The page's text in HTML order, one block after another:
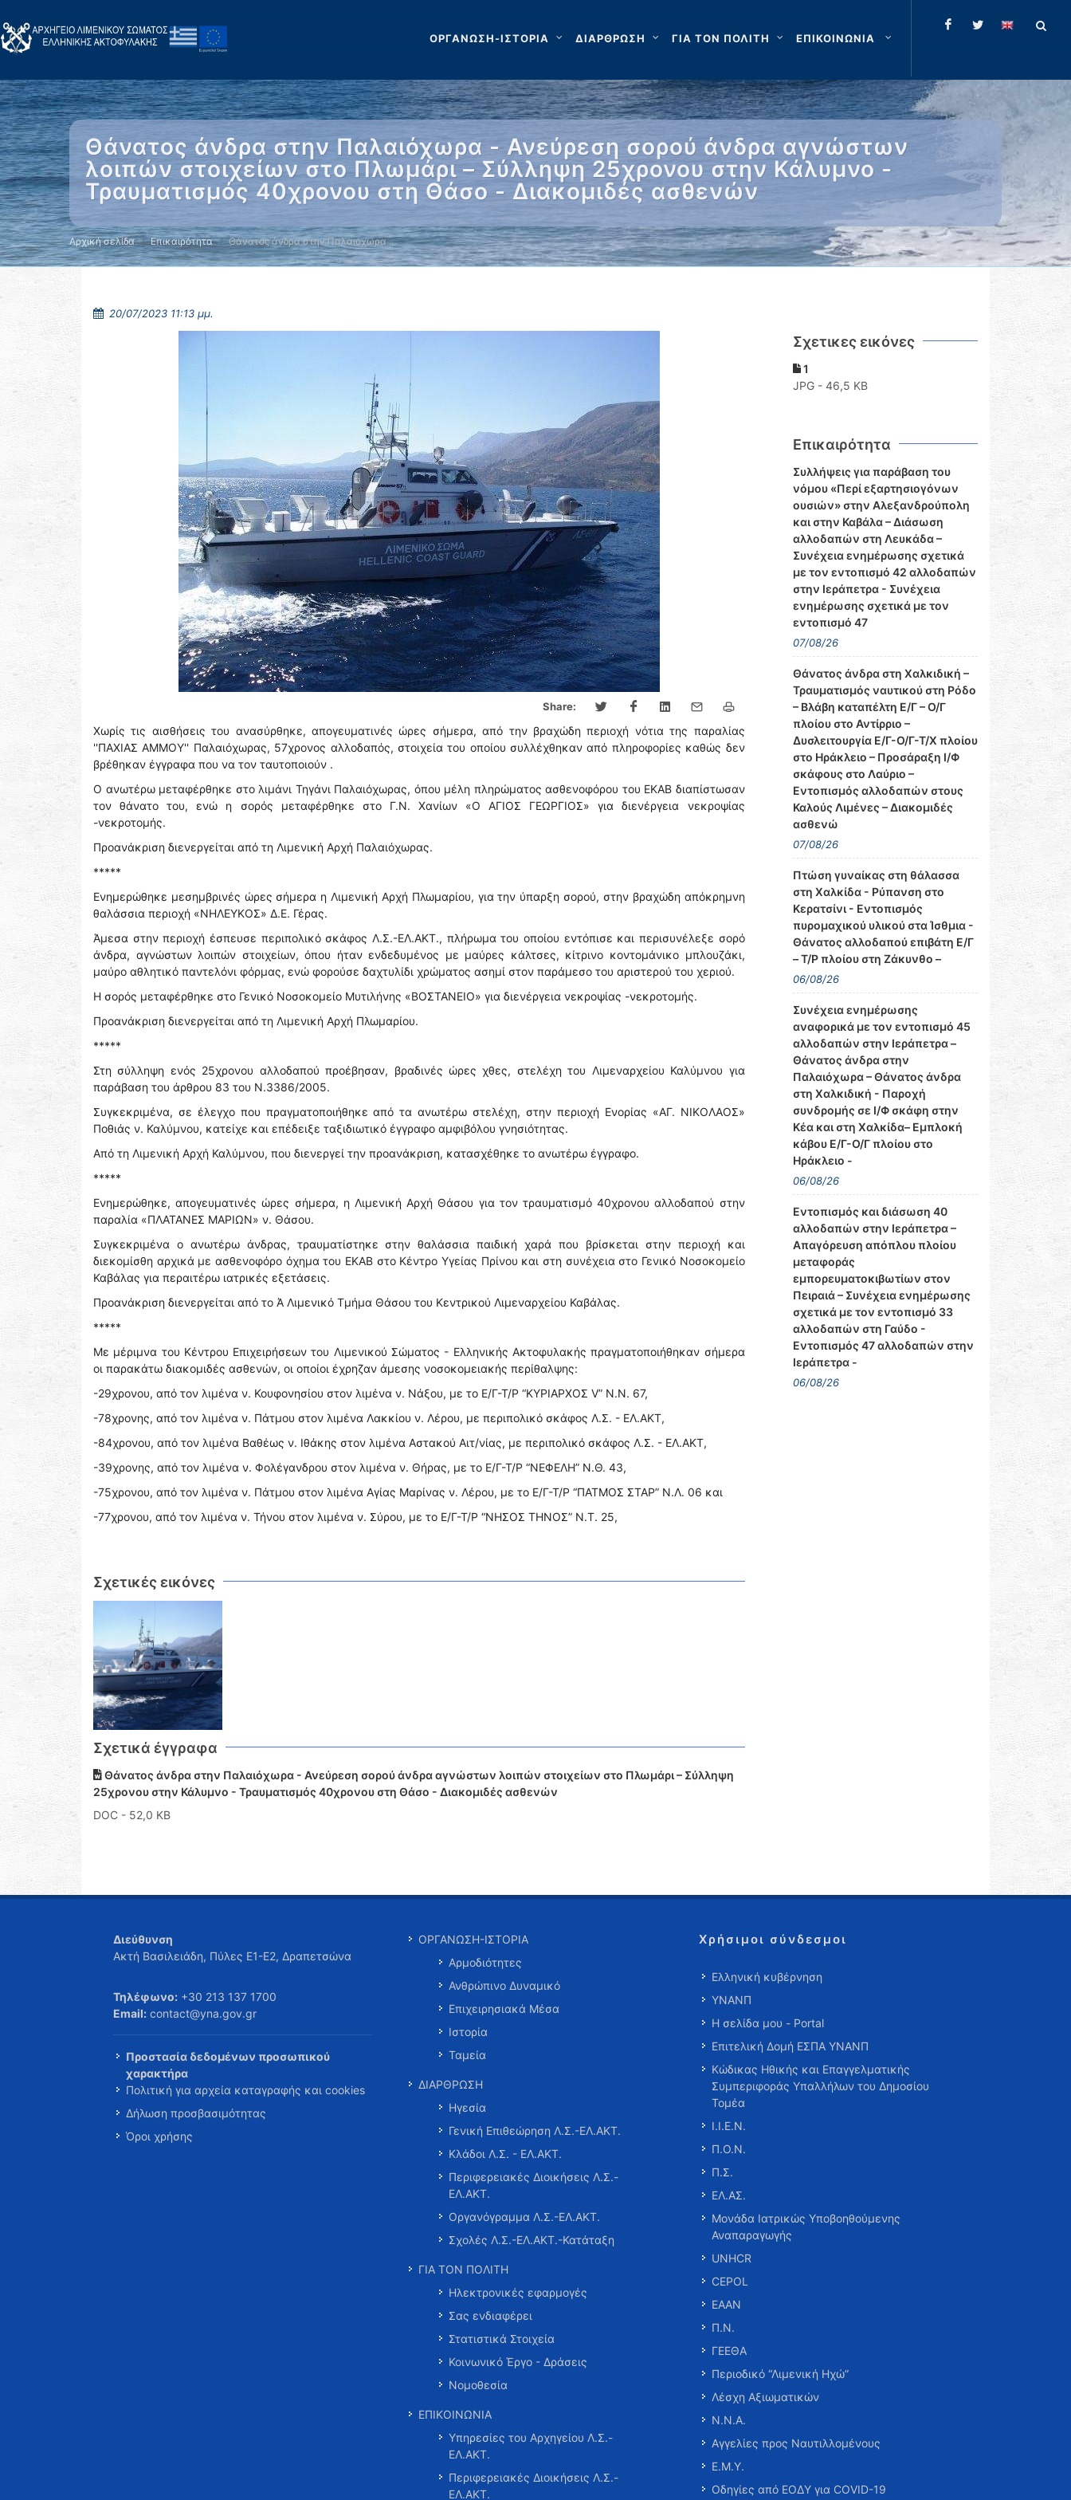
ΟΡΓΑΝΩΣΗ-ΙΣΤΟΡΙΑ ΔΙΑΡΘΡΩΣΗ ΓΙΑ ΤΟΝ ΠΟΛΙΤΗ ΕΠΙΚΟΙΝΩΝΙΑ
Θάνατος άνδρα στην Παλαιόχωρα - Ανεύρεση σορού άνδρα αγνώστων
λοιπών στοιχείων στο Πλωμάρι – Σύλληψη 25χρονου στην Κάλυμνο -
Τραυματισμός 40χρονου στη Θάσο - Διακομιδές ασθενών
Αρχική σελίδα Επικαιρότητα Θάνατος άνδρα στην Παλαιόχωρα …
20/07/2023 11:13 μμ.
Share:
Χωρίς τις αισθήσεις του ανασύρθηκε, απογευματινές ώρες σήμερα, από την βραχώδη περιοχή νότια της παραλίας
''ΠΑΧΙΑΣ ΑΜΜΟΥ'' Παλαιόχωρας, 57χρονος αλλοδαπός, στοιχεία του οποίου συλλέχθηκαν από πληροφορίες καθώς δεν
βρέθηκαν έγγραφα που να τον ταυτοποιούν .
Ο ανωτέρω μεταφέρθηκε στο λιμάνι Τηγάνι Παλαιόχωρας, όπου μέλη πληρώματος ασθενοφόρου του ΕΚΑΒ διαπίστωσαν
τον θάνατο του, ενώ η σορός μεταφέρθηκε στο Γ.Ν. Χανίων «Ο ΑΓΙΟΣ ΓΕΩΡΓΙΟΣ» για διενέργεια νεκροψίας
-νεκροτομής.
Προανάκριση διενεργείται από τη Λιμενική Αρχή Παλαιόχωρας.
*****
Ενημερώθηκε μεσημβρινές ώρες σήμερα η Λιμενική Αρχή Πλωμαρίου, για την ύπαρξη σορού, στην βραχώδη απόκρημνη
θαλάσσια περιοχή «ΝΗΛΕΥΚΟΣ» Δ.Ε. Γέρας.
Άμεσα στην περιοχή έσπευσε περιπολικό σκάφος Λ.Σ.-ΕΛ.ΑΚΤ., πλήρωμα του οποίου εντόπισε και περισυνέλεξε σορό
άνδρα, αγνώστων λοιπών στοιχείων, όπου ήταν ενδεδυμένος με μαύρες κάλτσες, κίτρινο κοντομάνικο μπλουζάκι,
μαύρο αθλητικό παντελόνι φόρμας, ενώ φορούσε δαχτυλίδι χρώματος ασημί στον παράμεσο του αριστερού του χεριού.
Η σορός μεταφέρθηκε στο Γενικό Νοσοκομείο Μυτιλήνης «ΒΟΣΤΑΝΕΙΟ» για διενέργεια νεκροψίας -νεκροτομής.
Προανάκριση διενεργείται από τη Λιμενική Αρχή Πλωμαρίου.
*****
Στη σύλληψη ενός 25χρονου αλλοδαπού προέβησαν, βραδινές ώρες χθες, στελέχη του Λιμεναρχείου Καλύμνου για
παράβαση του άρθρου 83 του Ν.3386/2005.
Συγκεκριμένα, σε έλεγχο που πραγματοποιήθηκε από τα ανωτέρω στελέχη, στην περιοχή Ενορίας «ΑΓ. ΝΙΚΟΛΑΟΣ»
Ποθιάς ν. Καλύμνου, κατείχε και επέδειξε ταξιδιωτικό έγγραφο αμφιβόλου γνησιότητας.
Από τη Λιμενική Αρχή Καλύμνου, που διενεργεί την προανάκριση, κατασχέθηκε το ανωτέρω έγγραφο.
*****
Ενημερώθηκε, απογευματινές ώρες σήμερα, η Λιμενική Αρχή Θάσου για τον τραυματισμό 40χρονου αλλοδαπού στην
παραλία «ΠΛΑΤΑΝΕΣ ΜΑΡΙΩΝ» ν. Θάσου.
Συγκεκριμένα ο ανωτέρω άνδρας, τραυματίστηκε στην θαλάσσια παιδική χαρά που βρίσκεται στην περιοχή και
διεκομίσθη αρχικά με ασθενοφόρο όχημα του ΕΚΑΒ στο Κέντρο Υγείας Πρίνου και στη συνέχεια στο Γενικό Νοσοκομείο
Καβάλας για περαιτέρω ιατρικές εξετάσεις.
Προανάκριση διενεργείται από το Ά Λιμενικό Τμήμα Θάσου του Κεντρικού Λιμεναρχείου Καβάλας.
*****
Με μέριμνα του Κέντρου Επιχειρήσεων του Λιμενικού Σώματος - Ελληνικής Ακτοφυλακής πραγματοποιήθηκαν σήμερα
οι παρακάτω διακομιδές ασθενών, οι οποίοι έχρηζαν άμεσης νοσοκομειακής περίθαλψης:
-29χρονου, από τον λιμένα ν. Κουφονησίου στον λιμένα ν. Νάξου, με το Ε/Γ-Τ/Ρ “ΚΥΡΙΑΡΧΟΣ V” N.N. 67,
-78χρονης, από τον λιμένα ν. Πάτμου στον λιμένα Λακκίου ν. Λέρου, με περιπολικό σκάφος Λ.Σ. - ΕΛ.ΑΚΤ,
-84χρονου, από τον λιμένα Βαθέως ν. Ιθάκης στον λιμένα Αστακού Αιτ/νίας, με περιπολικό σκάφος Λ.Σ. - ΕΛ.ΑΚΤ,
-39χρονης, από τον λιμένα ν. Φολέγανδρου στον λιμένα ν. Θήρας, με το Ε/Γ-Τ/Ρ “ΝΕΦΕΛΗ” N.Θ. 43,
-75χρονου, από τον λιμένα ν. Πάτμου στον λιμένα Αγίας Μαρίνας ν. Λέρου, με το Ε/Γ-Τ/Ρ “ΠΑΤΜΟΣ ΣΤΑΡ” N.Λ. 06 και
-77χρονου, από τον λιμένα ν. Τήνου στον λιμένα ν. Σύρου, με το Ε/Γ-Τ/Ρ “ΝΗΣΟΣ ΤΗΝΟΣ” N.Τ. 25,
Σχετικές εικόνες
Σχετικά έγγραφα
Θάνατος άνδρα στην Παλαιόχωρα - Ανεύρεση σορού άνδρα αγνώστων λοιπών στοιχείων στο Πλωμάρι – Σύλληψη
25χρονου στην Κάλυμνο - Τραυματισμός 40χρονου στη Θάσο - Διακομιδές ασθενών
DOC - 52,0 KB
Σχετικες εικόνες
1
JPG - 46,5 KB
Επικαιρότητα
Συλλήψεις για παράβαση του
νόμου «Περί εξαρτησιογόνων
ουσιών» στην Αλεξανδρούπολη
και στην Καβάλα – Διάσωση
αλλοδαπών στη Λευκάδα –
Συνέχεια ενημέρωσης σχετικά
με τον εντοπισμό 42 αλλοδαπών
στην Ιεράπετρα - Συνέχεια
ενημέρωσης σχετικά με τον
εντοπισμό 47
07/08/26
Θάνατος άνδρα στη Χαλκιδική –
Τραυματισμός ναυτικού στη Ρόδο
– Βλάβη καταπέλτη Ε/Γ – Ο/Γ
πλοίου στο Αντίρριο –
Δυσλειτουργία Ε/Γ-Ο/Γ-Τ/Χ πλοίου
στο Ηράκλειο – Προσάραξη Ι/Φ
σκάφους στο Λαύριο –
Εντοπισμός αλλοδαπών στους
Καλούς Λιμένες – Διακομιδές
ασθενώ
07/08/26
Πτώση γυναίκας στη θάλασσα
στη Χαλκίδα - Ρύπανση στο
Κερατσίνι - Εντοπισμός
πυρομαχικού υλικού στα Ίσθμια -
Θάνατος αλλοδαπού επιβάτη Ε/Γ
– Τ/Ρ πλοίου στη Ζάκυνθο –
06/08/26
Συνέχεια ενημέρωσης
αναφορικά με τον εντοπισμό 45
αλλοδαπών στην Ιεράπετρα –
Θάνατος άνδρα στην
Παλαιόχωρα – Θάνατος άνδρα
στη Χαλκιδική - Παροχή
συνδρομής σε Ι/Φ σκάφη στην
Κέα και στη Χαλκίδα– Εμπλοκή
κάβου Ε/Γ-Ο/Γ πλοίου στο
Ηράκλειο -
06/08/26
Εντοπισμός και διάσωση 40
αλλοδαπών στην Ιεράπετρα –
Απαγόρευση απόπλου πλοίου
μεταφοράς
εμπορευματοκιβωτίων στον
Πειραιά – Συνέχεια ενημέρωσης
σχετικά με τον εντοπισμό 33
αλλοδαπών στη Γαύδο -
Εντοπισμός 47 αλλοδαπών στην
Ιεράπετρα -
06/08/26
Διεύθυνση
Ακτή Βασιλειάδη, Πύλες Ε1-Ε2, Δραπετσώνα
Τηλέφωνο: +30 213 137 1700
Email: contact@yna.gov.gr
Προστασία δεδομένων προσωπικού
χαρακτήρα
Πολιτική για αρχεία καταγραφής και cookies
Δήλωση προσβασιμότητας
Όροι χρήσης
ΟΡΓΑΝΩΣΗ-ΙΣΤΟΡΙΑ
Αρμοδιότητες
Ανθρώπινο Δυναμικό
Επιχειρησιακά Μέσα
Ιστορία
Ταμεία
ΔΙΑΡΘΡΩΣΗ
Ηγεσία
Γενική Επιθεώρηση Λ.Σ.-ΕΛ.ΑΚΤ.
Κλάδοι Λ.Σ. - ΕΛ.ΑΚΤ.
Περιφερειακές Διοικήσεις Λ.Σ.-
ΕΛ.ΑΚΤ.
Οργανόγραμμα Λ.Σ.-ΕΛ.ΑΚΤ.
Σχολές Λ.Σ.-ΕΛ.ΑΚΤ.-Κατάταξη
ΓΙΑ ΤΟΝ ΠΟΛΙΤΗ
Ηλεκτρονικές εφαρμογές
Σας ενδιαφέρει
Στατιστικά Στοιχεία
Κοινωνικό Έργο - Δράσεις
Νομοθεσία
ΕΠΙΚΟΙΝΩΝΙΑ
Υπηρεσίες του Αρχηγείου Λ.Σ.-
ΕΛ.ΑΚΤ.
Περιφερειακές Διοικήσεις Λ.Σ.-
ΕΛ.ΑΚΤ.
Χρήσιμοι σύνδεσμοι
Ελληνική κυβέρνηση
ΥΝΑΝΠ
Η σελίδα μου - Portal
Επιτελική Δομή ΕΣΠΑ ΥΝΑΝΠ
Κώδικας Ηθικής και Επαγγελματικής
Συμπεριφοράς Υπαλλήλων του Δημοσίου
Τομέα
Ι.Ι.Ε.Ν.
Π.Ο.Ν.
Π.Σ.
ΕΛ.ΑΣ.
Μονάδα Ιατρικώς Υποβοηθούμενης
Αναπαραγωγής
UNHCR
CEPOL
ΕΑΑΝ
Π.Ν.
ΓΕΕΘΑ
Περιοδικό “Λιμενική Ηχώ”
Λέσχη Αξιωματικών
Ν.Ν.Α.
Αγγελίες προς Ναυτιλλομένους
Ε.Μ.Υ.
Οδηγίες από ΕΟΔΥ για COVID-19